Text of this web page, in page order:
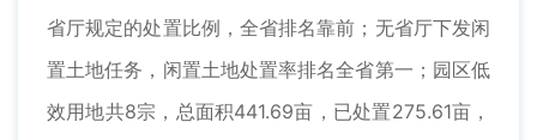
省厅规定的处置比例，全省排名靠前；无省厅下发闲
置土地任务，闲置土地处置率排名全省第一；园区低
效用地共8宗，总面积441.69亩，已处置275.61亩，